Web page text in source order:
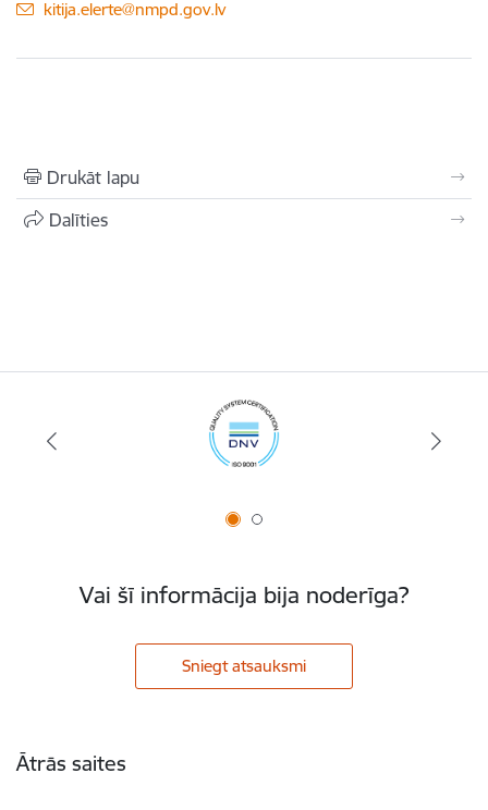
E-pasts:
kitija.elerte@nmpd.gov.lv
Drukāt lapu
Dalīties
Vai šī informācija bija noderīga?
Sniegt atsauksmi
Ātrās saites